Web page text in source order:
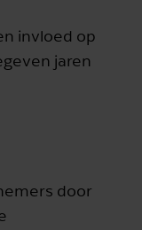
invloed op
jaren
door